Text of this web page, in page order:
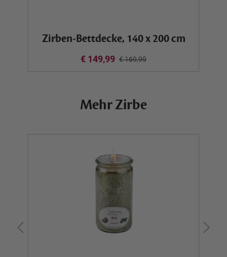
Zirben-Bettdecke, 140 x 200 cm
€ 149,99 € 169,99
Mehr Zirbe